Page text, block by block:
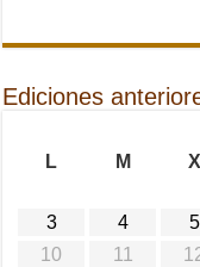
Ediciones
L
M X
3
4 5
10
11